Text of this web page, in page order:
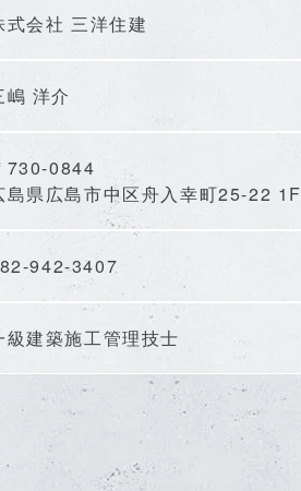
式会社 三洋住建
嶋 洋介
730-0844
島県広島市中区舟入幸町25-22 1F
942-3407
級建築施工管理技士